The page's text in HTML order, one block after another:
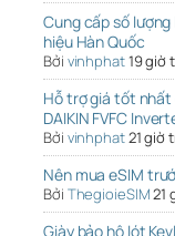
Cung cấp số
hiệu Hàn Quốc
Bởi vinhphat19 giờ
Hỗ trợ giá tốt
DAIKIN FVFC
Bởi vinhphat21 giờ
Nên mua eSIM
Bởi ThegioieSIM21
Giày bảo hộ lót